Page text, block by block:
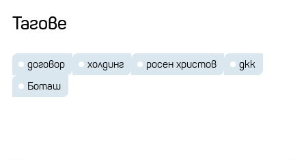
Тагове
договор холдинг росен христов
дкк
Боташ